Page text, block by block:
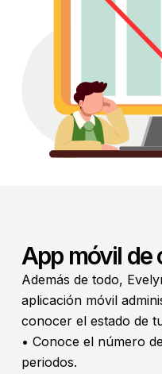
App móvil de
Además de todo,
aplicación móvil
conocer el estado de
• Conoce el número
periodos.